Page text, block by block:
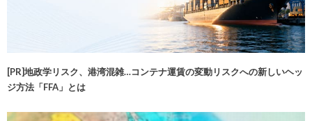
[PR]地政学リスク、港湾混雑…コンテナ運賃の変動リスクへの新しいヘッ
ジ方法「FFA」とは